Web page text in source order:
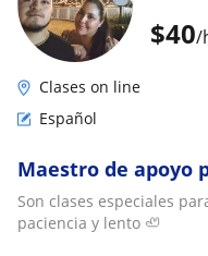
$40/
Clases on line
Español
Maestro de apoyo
Son clases especiales
paciencia y lento 🦥